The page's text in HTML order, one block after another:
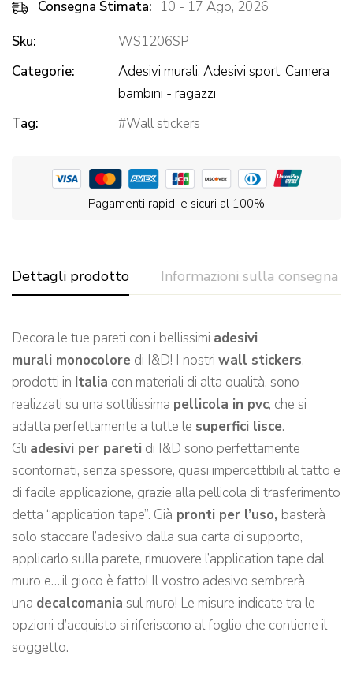
Consegna Stimata: 10 - 17 Ago, 2026
Sku:
WS1206SP
Categorie:
Adesivi murali, Adesivi sport, Camera
bambini - ragazzi
Tag:
Wall stickers
Pagamenti rapidi e sicuri al 100%
Dettagli prodotto Informazioni sulla consegna
Decora le tue pareti con i bellissimi adesivi
murali monocolore di I&D! I nostri wall stickers,
prodotti in Italia con materiali di alta qualità, sono
realizzati su una sottilissima pellicola in pvc, che si
adatta perfettamente a tutte le superfici lisce.
Gli adesivi per pareti di I&D sono perfettamente
scontornati, senza spessore, quasi impercettibili al tatto e
di facile applicazione, grazie alla pellicola di trasferimento
detta “application tape”. Già pronti per l’uso, basterà
solo staccare l’adesivo dalla sua carta di supporto,
applicarlo sulla parete, rimuovere l’application tape dal
muro e….il gioco è fatto! Il vostro adesivo sembrerà
una decalcomania sul muro! Le misure indicate tra le
opzioni d’acquisto si riferiscono al foglio che contiene il
soggetto.